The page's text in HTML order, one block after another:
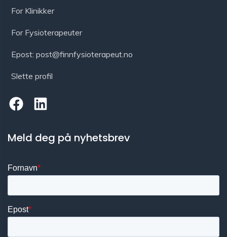
For Klinikker
For Fysioterapeuter
Epost: post@finnfysioterapeut.no
Slette profil
Meld deg på nyhetsbrev